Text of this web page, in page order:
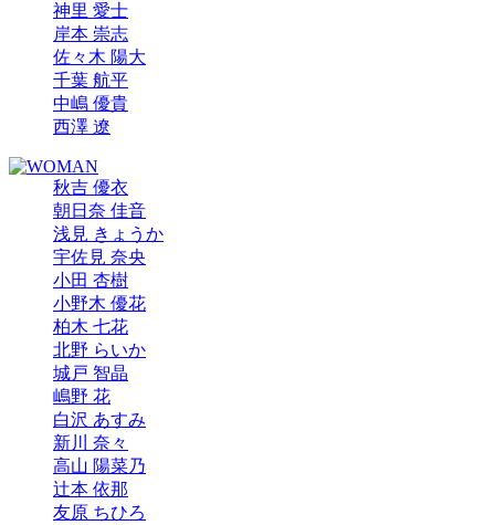
神里 愛士
岸本 崇志
佐々木 陽大
千葉 航平
中嶋 優貴
西澤 遼
秋吉 優衣
朝日奈 佳音
浅見 きょうか
宇佐見 奈央
小田 杏樹
小野木 優花
柏木 七花
北野 らいか
城戸 智晶
嶋野 花
白沢 あすみ
新川 奈々
高山 陽菜乃
辻本 依那
友原 ちひろ